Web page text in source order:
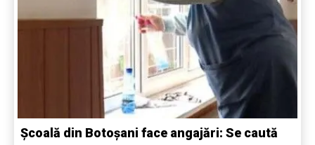
Școală din Botoșani face angajări: Se caută